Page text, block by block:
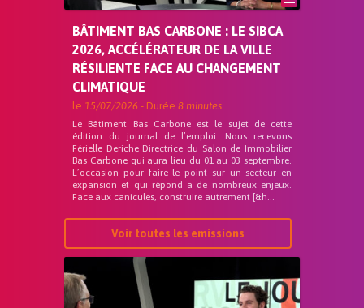
BÂTIMENT BAS CARBONE : LE SIBCA
2026, ACCÉLÉRATEUR DE LA VILLE
RÉSILIENTE FACE AU CHANGEMENT
CLIMATIQUE
le 15/07/2026 - Durée 8 minutes
Le Bâtiment Bas Carbone est le sujet de cette
édition du journal de l’emploi. Nous recevons
Férielle Deriche Directrice du Salon de Immobilier
Bas Carbone qui aura lieu du 01 au 03 septembre.
L’occasion pour faire le point sur un secteur en
expansion et qui répond a de nombreux enjeux.
Face aux canicules, construire autrement [&h...
Voir toutes les emissions